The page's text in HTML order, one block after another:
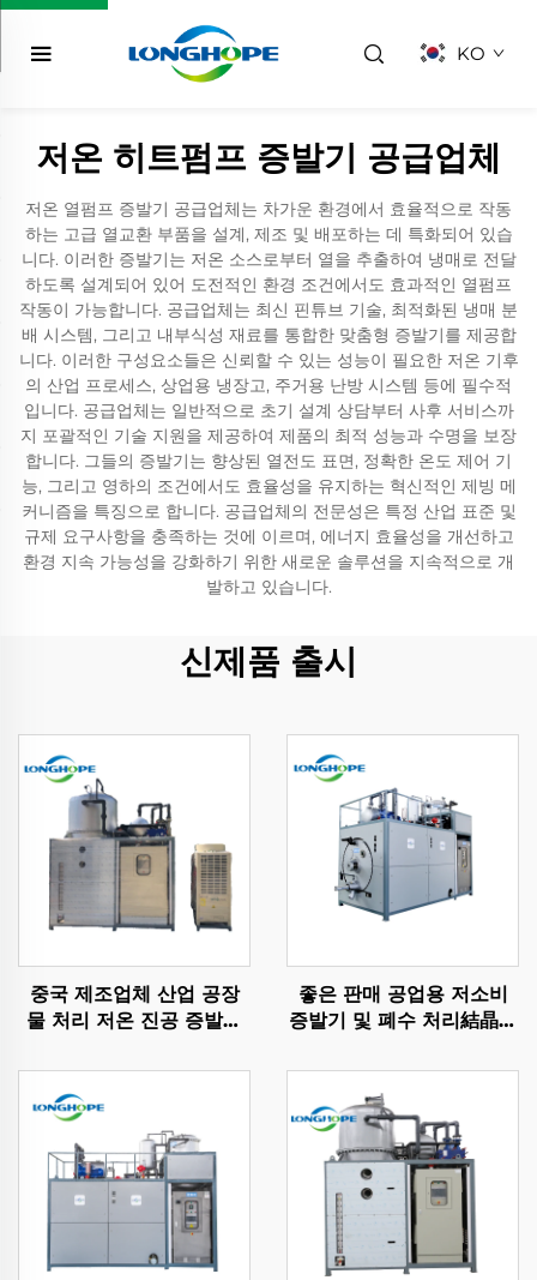
KO
저온 히트펌프 증발기 공급업체
저온 열펌프 증발기 공급업체는 차가운 환경에서 효율적으로 작동
하는 고급 열교환 부품을 설계, 제조 및 배포하는 데 특화되어 있습
니다. 이러한 증발기는 저온 소스로부터 열을 추출하여 냉매로 전달
하도록 설계되어 있어 도전적인 환경 조건에서도 효과적인 열펌프
작동이 가능합니다. 공급업체는 최신 핀튜브 기술, 최적화된 냉매 분
배 시스템, 그리고 내부식성 재료를 통합한 맞춤형 증발기를 제공합
니다. 이러한 구성요소들은 신뢰할 수 있는 성능이 필요한 저온 기후
의 산업 프로세스, 상업용 냉장고, 주거용 난방 시스템 등에 필수적
입니다. 공급업체는 일반적으로 초기 설계 상담부터 사후 서비스까
지 포괄적인 기술 지원을 제공하여 제품의 최적 성능과 수명을 보장
합니다. 그들의 증발기는 향상된 열전도 표면, 정확한 온도 제어 기
능, 그리고 영하의 조건에서도 효율성을 유지하는 혁신적인 제빙 메
커니즘을 특징으로 합니다. 공급업체의 전문성은 특정 산업 표준 및
규제 요구사항을 충족하는 것에 이르며, 에너지 효율성을 개선하고
환경 지속 가능성을 강화하기 위한 새로운 솔루션을 지속적으로 개
발하고 있습니다.
신제품 출시
중국 제조업체 산업 공장
물 처리 저온 진공 증발기
좋은 판매 공업용 저소비
증발기 및 폐수 처리結晶화